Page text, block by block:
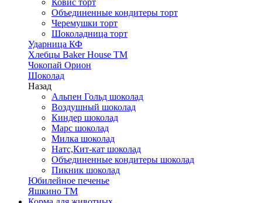
Ковис торт
Объединенные кондитеры торт
Черемушки торт
Шоколадница торт
Ударница КФ
Хлебцы Baker House ТМ
Чокопай Орион
Шоколад
Назад
Альпен Гольд шоколад
Воздушный шоколад
Киндер шоколад
Марс шоколад
Милка шоколад
Натс,Кит-кат шоколад
Объединенные кондитеры шоколад
Пикник шоколад
Юбилейное печенье
Яшкино ТМ